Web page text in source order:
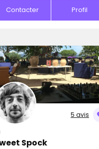
Contacter Profil
5 avis
Spock